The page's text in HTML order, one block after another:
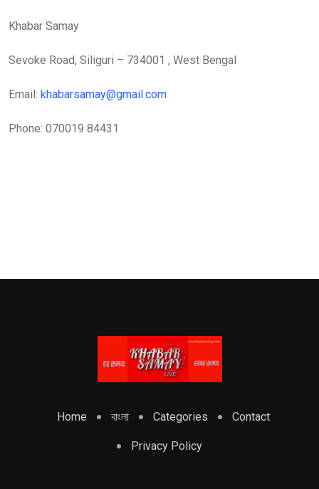
Khabar Samay
Sevoke Road, Siliguri – 734001 , West Bengal
Email: khabarsamay@gmail.com
Phone: 070019 84431
Home বাংলা Categories Contact
Privacy Policy